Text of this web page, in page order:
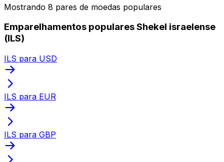
Mostrando 8 pares de moedas populares
Emparelhamentos populares Shekel israelense
(ILS)
ILS para USD
ILS para EUR
ILS para GBP